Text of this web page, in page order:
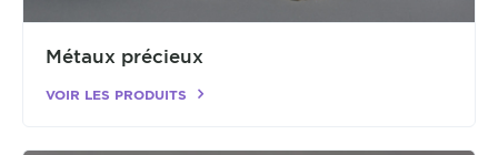
Métaux précieux
VOIR LES PRODUITS